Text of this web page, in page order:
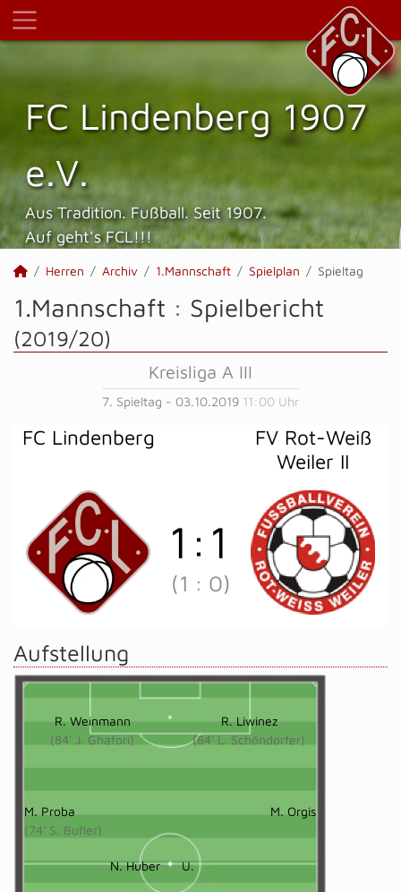
FC Lindenberg 1907
e.V.
Aus Tradition. Fußball. Seit 1907.
Auf geht's FCL!!!
Herren Archiv 1.Mannschaft Spielplan Spieltag
1.Mannschaft : Spielbericht
(2019/20)
Kreisliga A III
7. Spieltag - 03.10.2019 11:00 Uhr
FC Lindenberg
FV Rot-Weiß
Weiler II
1 : 1
(1 : 0)
Aufstellung
R. Weinmann
(84' J. Ghafori)
R. Liwinez
(84' L. Schöndorfer)
M. Proba
(74' S. Bufler)
M. Orgis
N. Huber U.